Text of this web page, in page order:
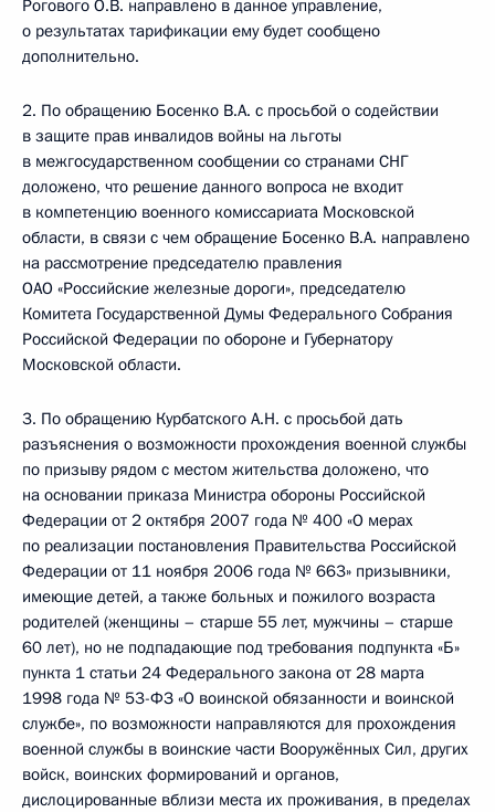
Рогового О.В. направлено в данное управление,
о результатах тарификации ему будет сообщено
дополнительно.
2. По обращению Босенко В.А. с просьбой о содействии
в защите прав инвалидов войны на льготы
в межгосударственном сообщении со странами СНГ
доложено, что решение данного вопроса не входит
в компетенцию военного комиссариата Московской
области, в связи с чем обращение Босенко В.А. направлено
на рассмотрение председателю правления
ОАО «Российские железные дороги», председателю
Комитета Государственной Думы Федерального Собрания
Российской Федерации по обороне и Губернатору
Московской области.
3. По обращению Курбатского А.Н. с просьбой дать
разъяснения о возможности прохождения военной службы
по призыву рядом с местом жительства доложено, что
на основании приказа Министра обороны Российской
Федерации от 2 октября 2007 года № 400 «О мерах
по реализации постановления Правительства Российской
Федерации от 11 ноября 2006 года № 663» призывники,
имеющие детей, а также больных и пожилого возраста
родителей (женщины – старше 55 лет, мужчины – старше
60 лет), но не подпадающие под требования подпункта «Б»
пункта 1 статьи 24 Федерального закона от 28 марта
1998 года № 53-ФЗ «О воинской обязанности и воинской
службе», по возможности направляются для прохождения
военной службы в воинские части Вооружённых Сил, других
войск, воинских формирований и органов,
дислоцированные вблизи места их проживания, в пределах